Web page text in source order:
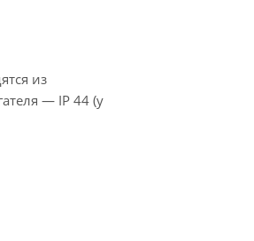
из
— IP 44 (у